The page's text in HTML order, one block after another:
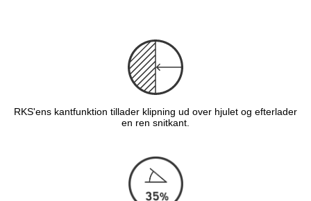
RKS'ens kantfunktion tillader klipning ud over hjulet og efterlader
en ren snitkant.